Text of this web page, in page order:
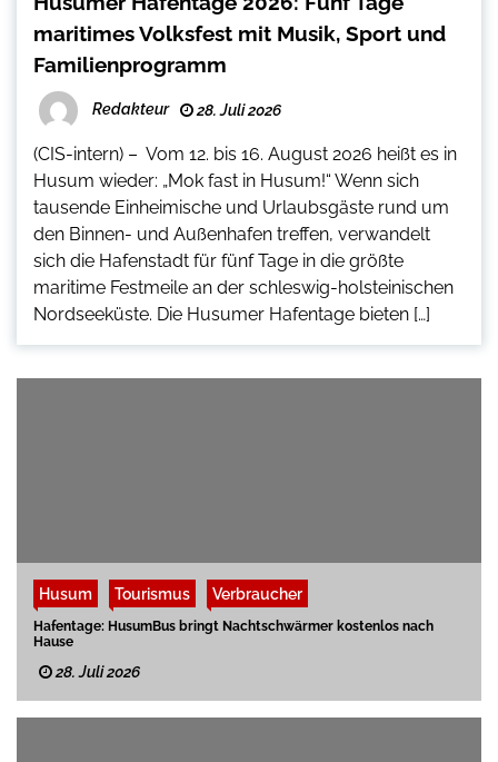
maritimes Volksfest mit Musik, Sport und
Familienprogramm
Redakteur 28. Juli 2026
(CIS-intern) – Vom 12. bis 16. August 2026 heißt es in
Husum wieder: „Mok fast in Husum!“ Wenn sich
tausende Einheimische und Urlaubsgäste rund um
den Binnen- und Außenhafen treffen, verwandelt
sich die Hafenstadt für fünf Tage in die größte
maritime Festmeile an der schleswig-holsteinischen
Nordseeküste. Die Husumer Hafentage bieten […]
Husum Tourismus Verbraucher
Hafentage: HusumBus bringt Nachtschwärmer kostenlos nach
Hause
28. Juli 2026